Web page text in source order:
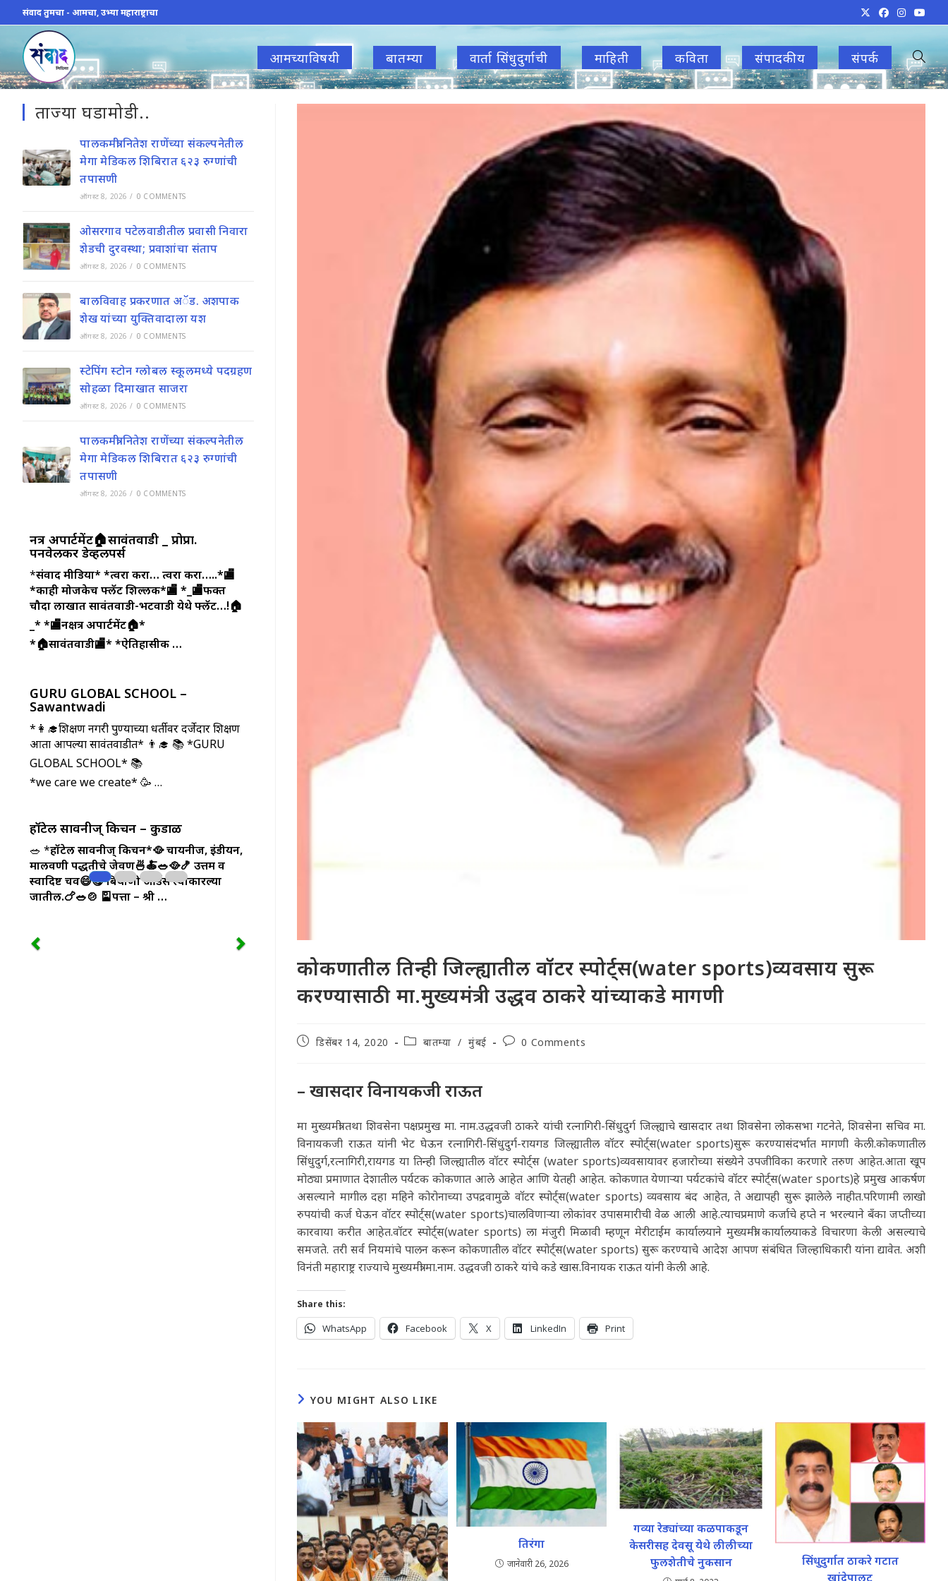
to
content
संवाद तुमचा - आमचा, उभ्या महाराष्ट्राचा
आमच्याविषयी बातम्या वार्ता सिंधुदुर्गाची माहिती कविता संपादकीय संपर्क Toggle
कोकणातील तिन्ही जिल्ह्यातील वॉटर स्पोर्ट्स(water sports)व्यवसाय सुरू
करण्यासाठी मा.मुख्यमंत्री उद्धव ठाकरे यांच्याकडे मागणी
Postडिसेंबर 14, 2020
Postबातम्या / मुंबई
Post0 Comments
– खासदार विनायकजी राऊत
मा मुख्यमंत्री तथा शिवसेना पक्षप्रमुख मा. नाम.उद्धवजी ठाकरे यांची रत्नागिरी-सिंधुदुर्ग जिल्ह्याचे खासदार तथा शिवसेना लोकसभा गटनेते, शिवसेना सचिव मा.
विनायकजी राऊत यांनी भेट घेऊन रत्नागिरी-सिंधुदुर्ग-रायगड जिल्ह्यातील वॉटर स्पोर्ट्स(water sports)सुरू करण्यासंदर्भात मागणी केली.कोकणातील
सिंधुदुर्ग,रत्नागिरी,रायगड या तिन्ही जिल्ह्यातील वॉटर स्पोर्ट्स (water sports)व्यवसायावर हजारोच्या संख्येने उपजीविका करणारे तरुण आहेत.आता खूप
मोठ्या प्रमाणात देशातील पर्यटक कोकणात आले आहेत आणि येतही आहेत. कोकणात येणाऱ्या पर्यटकांचे वॉटर स्पोर्ट्स(water sports)हे प्रमुख आकर्षण
असल्याने मागील दहा महिने कोरोनाच्या उपद्रवामुळे वॉटर स्पोर्ट्स(water sports) व्यवसाय बंद आहेत, ते अद्यापही सुरू झालेले नाहीत.परिणामी लाखो
रुपयांची कर्ज घेऊन वॉटर स्पोर्ट्स(water sports)चालविणाऱ्या लोकांवर उपासमारीची वेळ आली आहे.त्याचप्रमाणे कर्जाचे हप्ते न भरल्याने बँका जप्तीच्या
कारवाया करीत आहेत.वॉटर स्पोर्ट्स(water sports) ला मंजुरी मिळावी म्हणून मेरीटाईम कार्यालयाने मुख्यमंत्री कार्यालयाकडे विचारणा केली असल्याचे
समजते. तरी सर्व नियमांचे पालन करून कोकणातील वॉटर स्पोर्ट्स(water sports) सुरू करण्याचे आदेश आपण संबंधित जिल्हाधिकारी यांना द्यावेत. अशी
विनंती महाराष्ट्र राज्याचे मुख्यमंत्री मा.नाम. उद्धवजी ठाकरे यांचे कडे खास.विनायक राऊत यांनी केली आहे.
Share this:
WhatsApp Facebook X LinkedIn Print
YOU MIGHT ALSO LIKE
तिरंगा
जानेवारी 26, 2026
गव्या रेड्यांच्या कळपाकडून
केसरीसह देवसू येथे लीलीच्या
फुलशेतीचे नुकसान
सिंधुदुर्गात ठाकरे गटात
खांदेपालट
ताज्या घडामोडी..
पालकमंत्री नितेश राणेंच्या संकल्पनेतील
मेगा मेडिकल शिबिरात ६२३ रुग्णांची
तपासणी
ऑगस्ट 8, 2026 / 0 COMMENTS
ओसरगाव पटेलवाडीतील प्रवासी निवारा
शेडची दुरवस्था; प्रवाशांचा संताप
ऑगस्ट 8, 2026 / 0 COMMENTS
बालविवाह प्रकरणात अॅड. अशपाक
शेख यांच्या युक्तिवादाला यश
ऑगस्ट 8, 2026 / 0 COMMENTS
स्टेपिंग स्टोन ग्लोबल स्कूलमध्ये पदग्रहण
सोहळा दिमाखात साजरा
ऑगस्ट 8, 2026 / 0 COMMENTS
पालकमंत्री नितेश राणेंच्या संकल्पनेतील
मेगा मेडिकल शिबिरात ६२३ रुग्णांची
तपासणी
ऑगस्ट 8, 2026 / 0 COMMENTS
नक्षत्र अपार्टमेंट🏠सावंतवाडी _ प्रोप्रा.
पनवेलकर डेव्हलपर्स
*संवाद मीडिया**त्वरा करा… त्वरा करा…..*🏬
*काही मोजकेच फ्लॅट शिल्लक*🏬 *_🏬फक्त
चौदा लाखात सावंतवाडी-भटवाडी येथे फ्लॅट…!🏠
_**🏬नक्षत्र अपार्टमेंट🏠*
*🏠सावंतवाडी🏬**ऐतिहासीक …
GURU GLOBAL SCHOOL –
Sawantwadi
*👩‍🎓शिक्षण नगरी पुण्याच्या धर्तीवर दर्जेदार शिक्षण
आता आपल्या सावंतवाडीत* 👨‍🎓 📚 *GURU
GLOBAL SCHOOL* 📚
*we care we create* 🥳 …
हॉटेल सावनीज् किचन – कुडाळ
🥗 *हॉटेल सावनीज् किचन*🥘चायनीज, इंडीयन,
मालवणी पद्धतीचे जेवण🍜🍝🥗🥘🍤 उत्तम व
स्वादिष्ट चव😄😋बिर्याणी ऑर्डर्स स्वीकारल्या
जातील.🍗🥗🍲 🎴पत्ता – श्री …